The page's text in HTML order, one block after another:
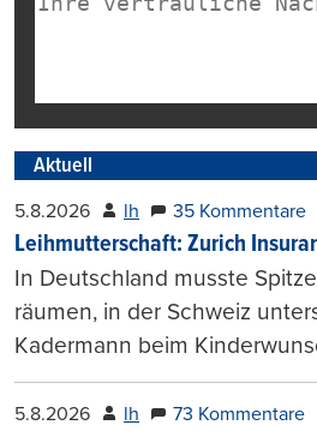
Aktuell
5.8.2026 lh 35 Kommentare
Leihmutterschaft: Zurich
In Deutschland musste
räumen, in der Schweiz
Kadermann beim
5.8.2026 lh 73 Kommentare